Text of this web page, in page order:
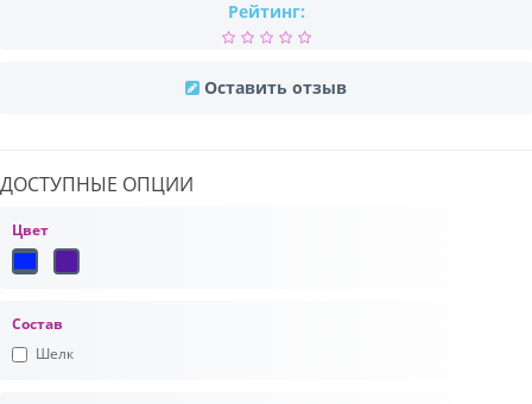
Рейтинг:
Оставить отзыв
ДОСТУПНЫЕ ОПЦИИ
Цвет
Состав
Шелк